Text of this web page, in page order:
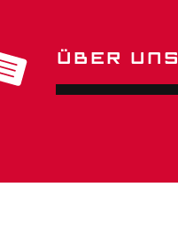
ÜBER UNS